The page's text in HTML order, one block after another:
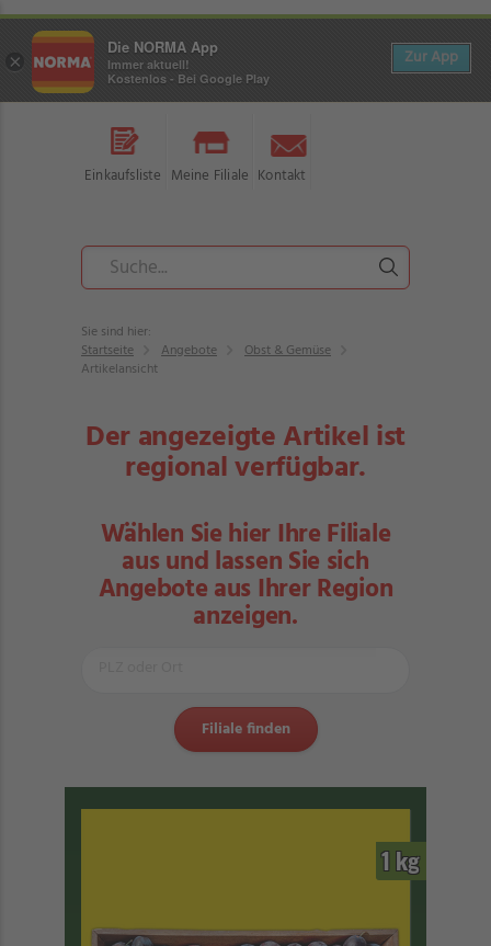
Einkaufsliste Meine Filiale Kontakt
Sie sind hier:
Startseite
Angebote
Obst & Gemüse
Artikelansicht
Der angezeigte Artikel ist
regional verfügbar.
Wählen Sie hier Ihre Filiale
aus und lassen Sie sich
Angebote aus Ihrer Region
anzeigen.
1 kg
×
Die NORMA App
Immer aktuell!
Kostenlos - Bei Google Play
Zur App